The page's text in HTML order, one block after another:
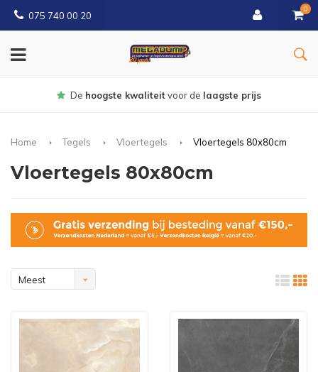
075 740 00 20
0
Gratisbezorgd vanaf € 150
Home Tegels Vloertegels Vloertegels 80x80cm
Vloertegels 80x80cm
Meest